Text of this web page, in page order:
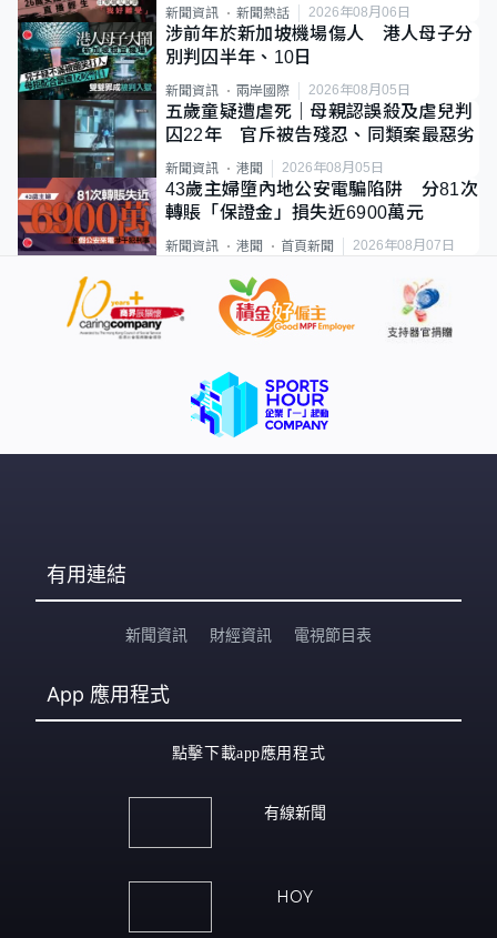
新聞資訊 新聞熱話 2026年08月06日
涉前年於新加坡機場傷人 港人母子分
別判囚半年、10日
新聞資訊 兩岸國際 2026年08月05日
五歲童疑遭虐死｜母親認誤殺及虐兒判
囚22年 官斥被告殘忍、同類案最惡劣
新聞資訊 港聞 2026年08月05日
43歲主婦墮內地公安電騙陷阱 分81次
轉賬「保證金」損失近6900萬元
新聞資訊 港聞 首頁新聞 2026年08月07日
有用連結
新聞資訊 財經資訊 電視節目表
App 應用程式
點擊下載app應用程式
有線新聞
HOY